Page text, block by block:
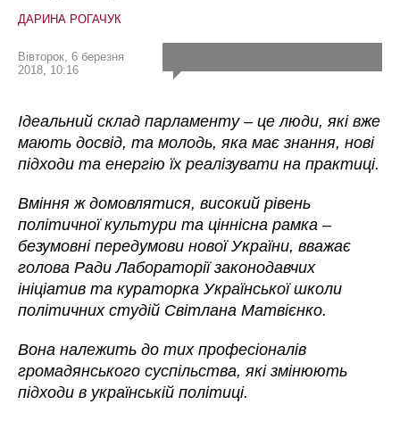
ДАРИНА РОГАЧУК
Вівторок, 6 березня
2018, 10:16
Ідеальний склад парламенту – це люди, які вже
мають досвід, та молодь, яка має знання, нові
підходи та енергію їх реалізувати на практиці.
Вміння ж домовлятися, високий рівень
політичної культури та ціннісна рамка –
безумовні передумови нової України, вважає
голова Ради Лабораторії законодавчих
ініціатив та кураторка Української школи
політичних студій Світлана Матвієнко.
Вона належить до тих професіоналів
громадянського суспільства, які змінюють
підходи в українській політиці.